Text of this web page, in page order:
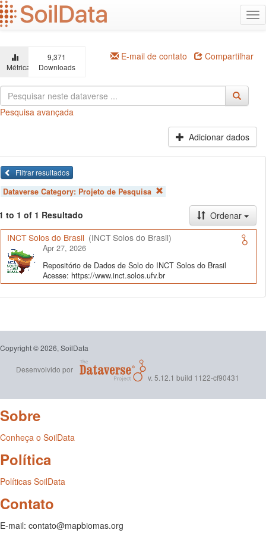
Ir
para
o
principal
Métricas
9,371
Downloads
E-mail de contato Compartilhar
Pesquisa avançada
Adicionar dados
Filtrar resultados
Dataverse Category: Projeto de Pesquisa
to 1 of 1 Resultado
Ordenar
INCT Solos do Brasil (INCT Solos do Brasil)
Apr 27, 2026
Repositório de Dados de Solo do INCT Solos do Brasil
Acesse: https://www.inct.solos.ufv.br
Copyright © 2026, SoilData
Desenvolvido por
v. 5.12.1 build 1122-cf90431
Sobre
Conheça o SoilData
Política
Políticas SoilData
Contato
E-mail: contato@mapbiomas.org